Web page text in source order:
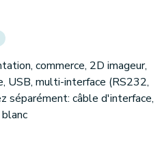
commerce, 2D imageur,
USB, multi-interface (RS232,
séparément: câble d'interface,